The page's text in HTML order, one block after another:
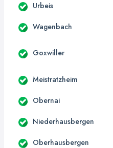
Urbeis
Wagenbach
Goxwiller
Meistratzheim
Obernai
Niederhausbergen
Oberhausbergen